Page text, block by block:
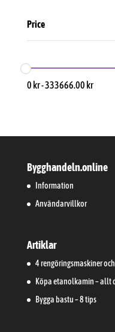
Price
0 kr-333666.00 kr
Bygghandeln.online
Information
Användarvillkor
Artiklar
4 rengöringsmaskiner
Köpa etanolkamin – allt
Bygga bastu – 8 tips